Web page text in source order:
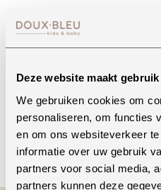
Deze website maakt
We gebruiken cookies om
personaliseren, om functies
en om ons websiteverkeer
informatie over uw gebruik
partners voor social media,
partners kunnen deze
Bekijk